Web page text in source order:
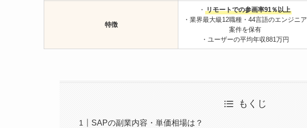
特徴
・ リモートでの参画率91％以上
・業界最大級12職種・44言語のエンジニア
案件を保有
・ユーザーの平均年収881万円
もくじ
SAPの副業内容・単価相場は？